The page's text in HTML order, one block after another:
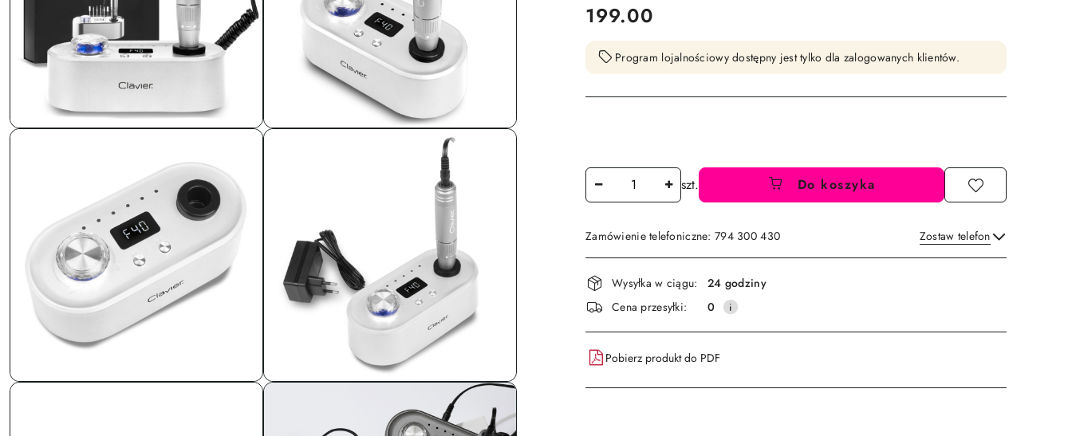
cena:
199.00
Program lojalnościowy dostępny jest tylko dla zalogowanych klientów.
Ilość szt. Do koszyka
Zamówienie telefoniczne: 794 300 430 Zostaw telefon
Wyślij
Dostępność
i
dostawa
Wysyłka w ciągu:
24 godziny
Cena przesyłki:
0
Pobierz produkt do PDF